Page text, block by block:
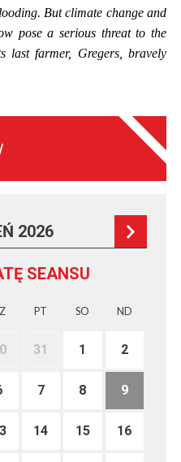
But climate change and
pose a serious threat to the
last farmer, Gregers, bravely
2026
SEANSU
PT SO ND
31 1 2
7 8 9
14 15 16